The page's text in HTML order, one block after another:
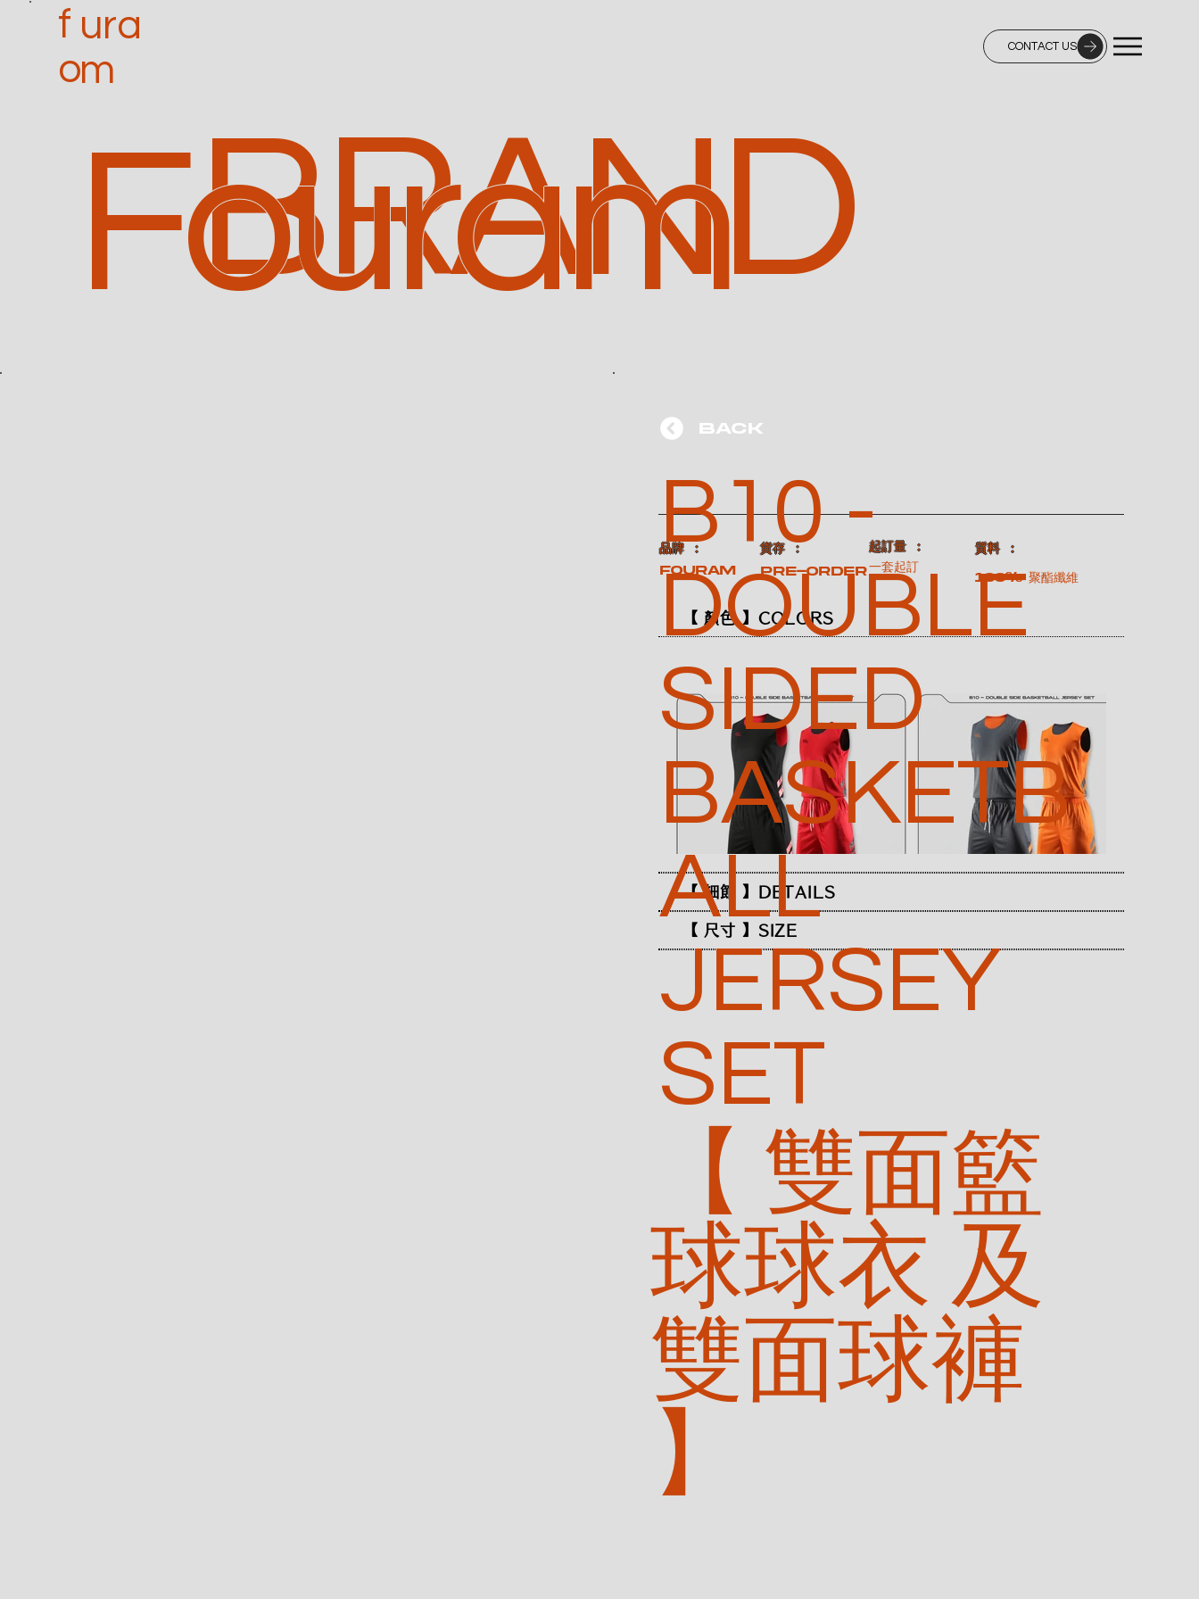
CONTACT US
ura
m
f
o
BRAND
Fouram
【 顏色 】COLORS
【 細節 】DETAILS
【 尺寸 】SIZE
BACK
B10 -
DOUBLE
SIDED
BASKETB
ALL
JERSEY
SET
【 雙面籃
球球衣 及
雙面球褲
】
​品牌 ：
FOURAM
​貨存 ：
Pre-order
​起訂量 ：
一套起訂
​質料 ：
100% 聚酯纖維